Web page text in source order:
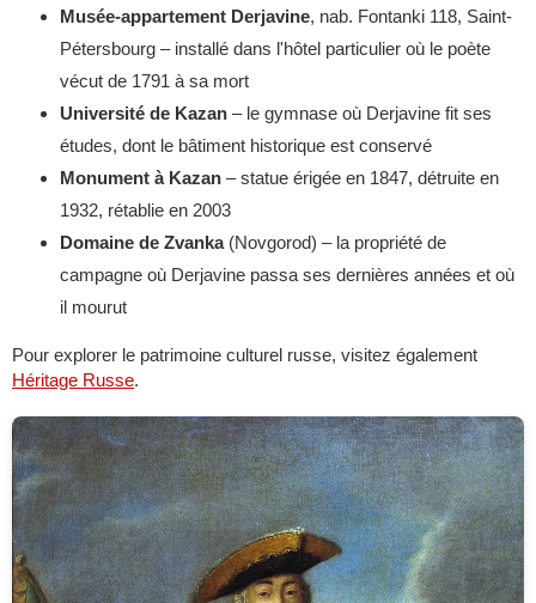
Musée-appartement Derjavine, nab. Fontanki 118, Saint-
Pétersbourg – installé dans l'hôtel particulier où le poète
vécut de 1791 à sa mort
Université de Kazan – le gymnase où Derjavine fit ses
études, dont le bâtiment historique est conservé
Monument à Kazan – statue érigée en 1847, détruite en
1932, rétablie en 2003
Domaine de Zvanka(Novgorod) – la propriété de
campagne où Derjavine passa ses dernières années et où
il mourut
Pour explorer le patrimoine culturel russe, visitez également
Héritage Russe.